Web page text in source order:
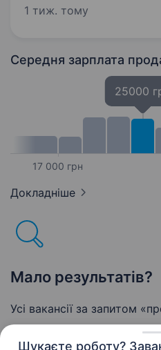
Шукаєте роботу?
можливість працювати
1 тиж. тому
Середня зарплата
17 000 грн
25000
Докладніше
Мало результатів?
Усі вакансії за запитом